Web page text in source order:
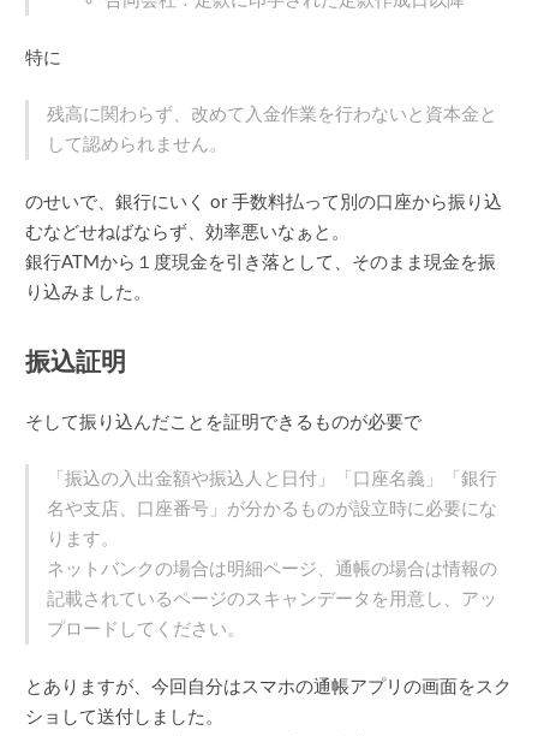
特に
残高に関わらず、改めて入金作業を行わないと資本金と
して認められません。
のせいで、銀行にいく or 手数料払って別の口座から振り込
むなどせねばならず、効率悪いなぁと。
銀行ATMから１度現金を引き落として、そのまま現金を振
り込みました。
振込証明
そして振り込んだことを証明できるものが必要で
「振込の入出金額や振込人と日付」「口座名義」「銀行
名や支店、口座番号」が分かるものが設立時に必要にな
ります。
ネットバンクの場合は明細ページ、通帳の場合は情報の
記載されているページのスキャンデータを用意し、アッ
プロードしてください。
とありますが、今回自分はスマホの通帳アプリの画面をスク
ショして送付しました。